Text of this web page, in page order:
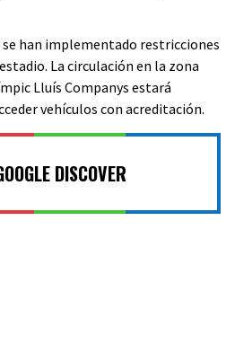
han implementado restricciones
La circulación en la zona
Lluís Companys estará
vehículos con acreditación.
DISCOVER